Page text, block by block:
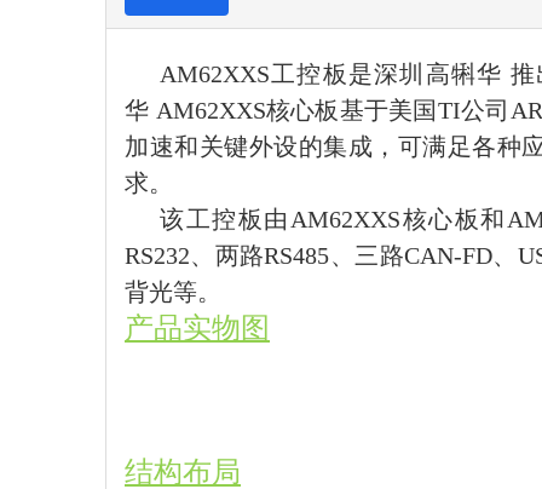
AM62XXS工控板是深圳高犐华
华 AM62XXS核心板基于美国TI公司
加速和关键外设的集成，可满足各种
求。
该工控板由AM62XXS核心板和
RS232、两路RS485、三路CAN-FD、
背光等。
产品实物图
结构布局